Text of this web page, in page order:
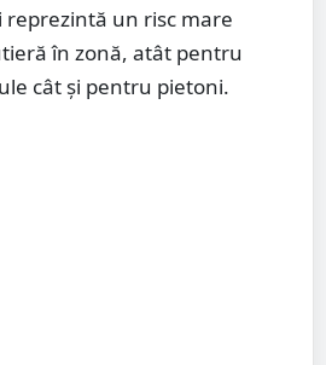
un risc mare
în zonă, atât pentru
cât și pentru pietoni.